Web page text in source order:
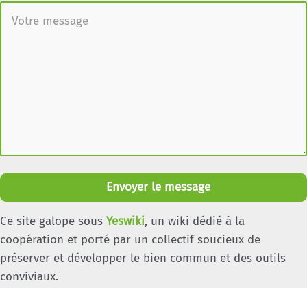
Envoyer le message
Ce site galope sous Yeswiki, un wiki dédié à la
coopération et porté par un collectif soucieux de
préserver et développer le bien commun et des outils
conviviaux.